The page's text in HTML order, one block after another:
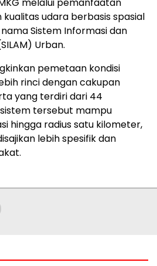
melalui pemanfaatan
udara berbasis spasial
Sistem Informasi dan
Urban.
pemetaan kondisi
rinci dengan cakupan
yang terdiri dari 44
tersebut mampu
hingga radius satu kilometer,
lebih spesifik dan